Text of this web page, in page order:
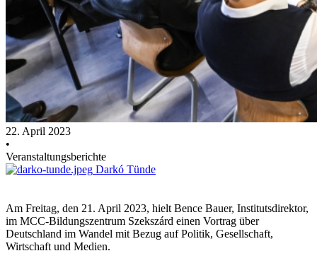
22. April 2023
•
Veranstaltungsberichte
Darkó Tünde
Am Freitag, den 21. April 2023, hielt Bence Bauer, Institutsdirektor,
im MCC-Bildungszentrum Szekszárd einen Vortrag über
Deutschland im Wandel mit Bezug auf Politik, Gesellschaft,
Wirtschaft und Medien.